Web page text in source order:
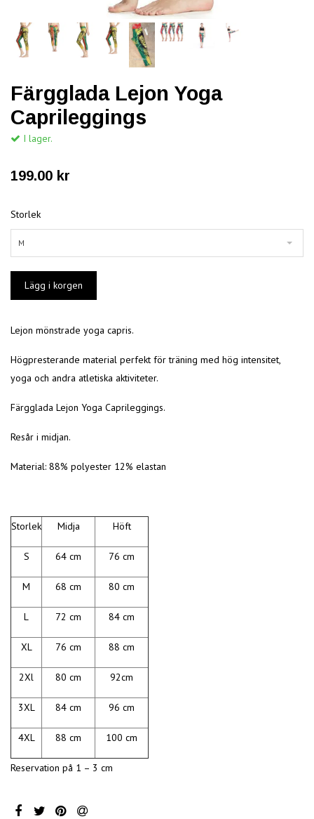
Färgglada Lejon Yoga
Caprileggings
I lager.
199.00 kr
Storlek
M
Lejon mönstrade yoga capris.
Högpresterande material perfekt för träning med hög intensitet,
yoga och andra atletiska aktiviteter.
Färgglada Lejon Yoga Caprileggings.
Resår i midjan.
Material: 88% polyester 12% elastan
Storlek Midja Höft
S 64 cm 76 cm
M 68 cm 80 cm
L 72 cm 84 cm
XL 76 cm 88 cm
2Xl 80 cm 92cm
3XL 84 cm 96 cm
4XL 88 cm 100 cm
Reservation på 1 – 3 cm